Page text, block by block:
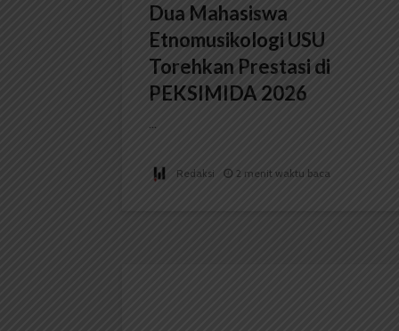
Dua Mahasiswa
Etnomusikologi USU
Torehkan Prestasi di
PEKSIMIDA 2026
...
Redaksi 2 menit waktu baca